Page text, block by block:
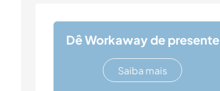
Dê Workaway de presente
Saiba mais